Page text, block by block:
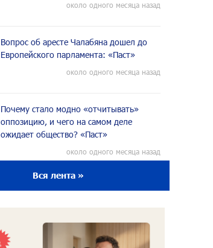
около одного месяца назад
Вопрос об аресте Чалабяна дошел до
Европейского парламента: «Паст»
около одного месяца назад
Почему стало модно «отчитывать»
оппозицию, и чего на самом деле
ожидает общество? «Паст»
около одного месяца назад
Ложная дилемма мандатов: почему тема
парламентского бойкота оппозиции -
около одного месяца назад
Вся лента »